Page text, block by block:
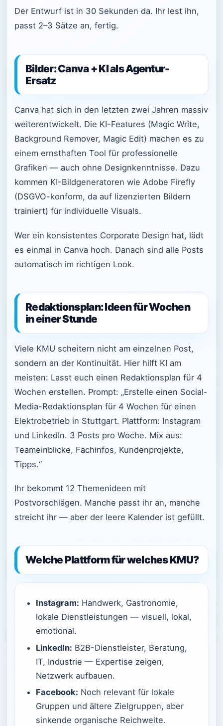
Der Entwurf ist in 30 Sekunden da. Ihr lest ihn,
passt 2–3 Sätze an, fertig.
Bilder: Canva + KI als Agentur-
Ersatz
Canva hat sich in den letzten zwei Jahren massiv
weiterentwickelt. Die KI-Features (Magic Write,
Background Remover, Magic Edit) machen es zu
einem ernsthaften Tool für professionelle
Grafiken — auch ohne Designkenntnisse. Dazu
kommen KI-Bildgeneratoren wie Adobe Firefly
(DSGVO-konform, da auf lizenzierten Bildern
trainiert) für individuelle Visuals.
Wer ein konsistentes Corporate Design hat, lädt
es einmal in Canva hoch. Danach sind alle Posts
automatisch im richtigen Look.
Redaktionsplan: Ideen für Wochen
in einer Stunde
Viele KMU scheitern nicht am einzelnen Post,
sondern an der Kontinuität. Hier hilft KI am
meisten: Lasst euch einen Redaktionsplan für 4
Wochen erstellen. Prompt: „Erstelle einen Social-
Media-Redaktionsplan für 4 Wochen für einen
Elektrobetrieb in Stuttgart. Plattform: Instagram
und LinkedIn. 3 Posts pro Woche. Mix aus:
Teameinblicke, Fachinfos, Kundenprojekte,
Tipps.“
Ihr bekommt 12 Themenideen mit
Postvorschlägen. Manche passt ihr an, manche
streicht ihr — aber der leere Kalender ist gefüllt.
Welche Plattform für welches KMU?
Instagram: Handwerk, Gastronomie,
lokale Dienstleistungen — visuell, lokal,
emotional.
LinkedIn: B2B-Dienstleister, Beratung,
IT, Industrie — Expertise zeigen,
Netzwerk aufbauen.
Facebook: Noch relevant für lokale
Gruppen und ältere Zielgruppen, aber
sinkende organische Reichweite.